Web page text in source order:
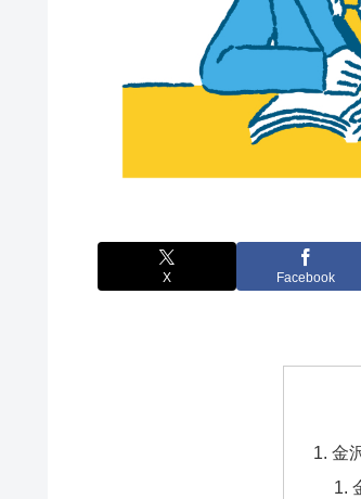
X Facebook
金